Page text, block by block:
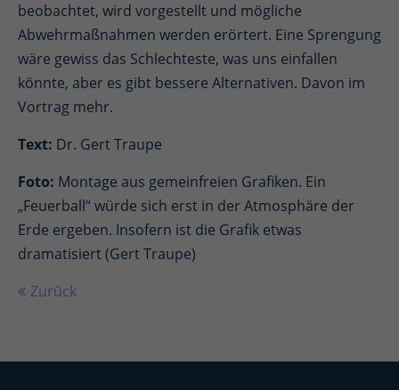
beobachtet, wird vorgestellt und mögliche
Abwehrmaßnahmen werden erörtert. Eine Sprengung
wäre gewiss das Schlechteste, was uns einfallen
könnte, aber es gibt bessere Alternativen. Davon im
Vortrag mehr.
Text: Dr. Gert Traupe
Foto: Montage aus gemeinfreien Grafiken. Ein
„Feuerball“ würde sich erst in der Atmosphäre der
Erde ergeben. Insofern ist die Grafik etwas
dramatisiert (Gert Traupe)
Zurück